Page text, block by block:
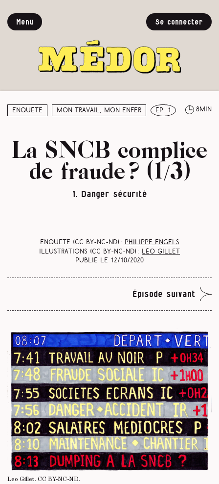
Menu Se connecter
Enquête Mon travail, mon enfer ép. 1 8min
La SNCB complice
de fraude ? (1/3)
1. Danger sécurité
Enquête (CC BY-NC-ND) :
Philippe Engels
Illustrations (CC BY-NC-ND) :
Léo Gillet
Publié le 12/10/2020
Épisode suivant
Leo Gillet. CC BY-NC-ND.